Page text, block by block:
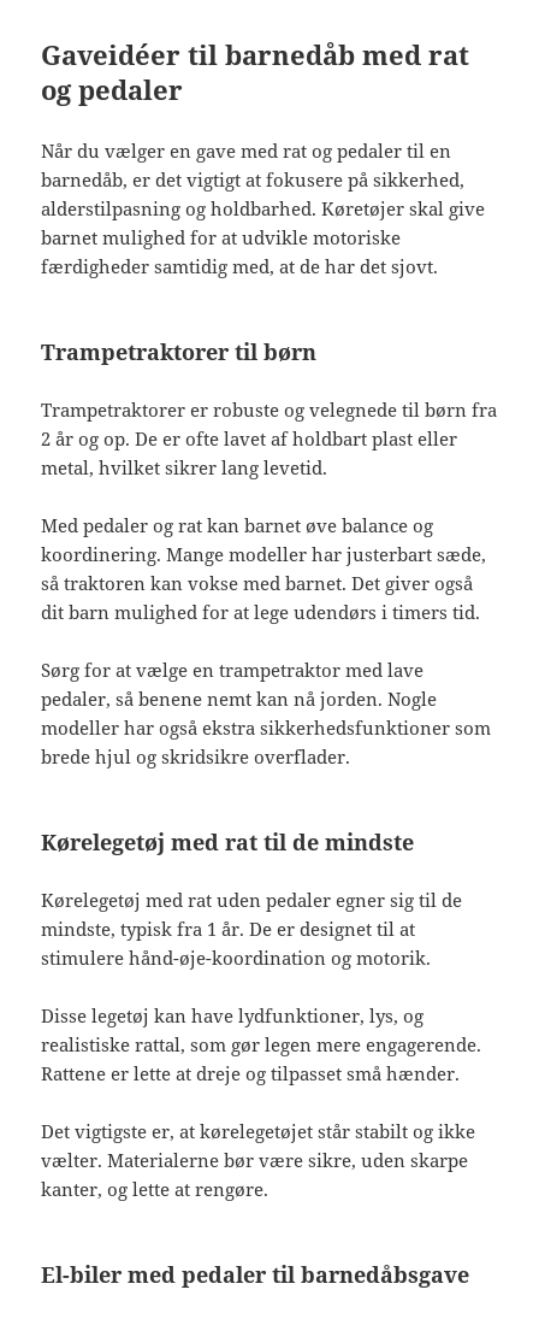
Gaveidéer til barnedåb med rat
og pedaler
Når du vælger en gave med rat og pedaler til en
barnedåb, er det vigtigt at fokusere på sikkerhed,
alderstilpasning og holdbarhed. Køretøjer skal give
barnet mulighed for at udvikle motoriske
færdigheder samtidig med, at de har det sjovt.
Trampetraktorer til børn
Trampetraktorer er robuste og velegnede til børn fra
2 år og op. De er ofte lavet af holdbart plast eller
metal, hvilket sikrer lang levetid.
Med pedaler og rat kan barnet øve balance og
koordinering. Mange modeller har justerbart sæde,
så traktoren kan vokse med barnet. Det giver også
dit barn mulighed for at lege udendørs i timers tid.
Sørg for at vælge en trampetraktor med lave
pedaler, så benene nemt kan nå jorden. Nogle
modeller har også ekstra sikkerhedsfunktioner som
brede hjul og skridsikre overflader.
Kørelegetøj med rat til de mindste
Kørelegetøj med rat uden pedaler egner sig til de
mindste, typisk fra 1 år. De er designet til at
stimulere hånd-øje-koordination og motorik.
Disse legetøj kan have lydfunktioner, lys, og
realistiske rattal, som gør legen mere engagerende.
Rattene er lette at dreje og tilpasset små hænder.
Det vigtigste er, at kørelegetøjet står stabilt og ikke
vælter. Materialerne bør være sikre, uden skarpe
kanter, og lette at rengøre.
El-biler med pedaler til barnedåbsgave